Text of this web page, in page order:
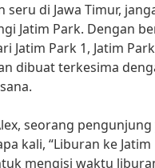
seru di Jawa Timur,
Jatim Park. Dengan
Jatim Park 1, Jatim
dibuat terkesima
seorang
kali, “Liburan ke
mengisi waktu